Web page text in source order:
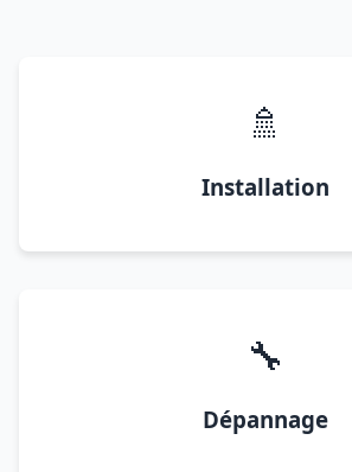
🚿
Installation
🔧
Dépannage